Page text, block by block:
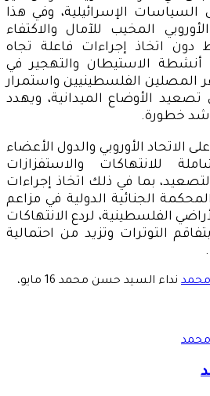
السياسات الإسرائيلية، وفي هذا
المخيب للآمال والاكتفاء
دون اتخاذ إجراءات فاعلة تجاه
الاستيطان والتهجير في
المصلين الفلسطينيين واستمرار
الأوضاع الميدانية، ويهدد
خطورة.
الأوروبي والدول الأعضاء
للانتهاكات والاستفزازات
بما في ذلك اتخاذ إجراءات
الجنائية الدولية في مزاعم
الفلسطينية، لردع الانتهاكات
التوترات وتزيد من احتمالية
نداء السيد حسن محمد أرسل16 مايو،